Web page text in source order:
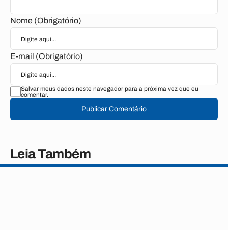
Nome (Obrigatório)
E-mail (Obrigatório)
Salvar meus dados neste navegador para a próxima vez que eu
comentar.
Publicar Comentário
Leia Também